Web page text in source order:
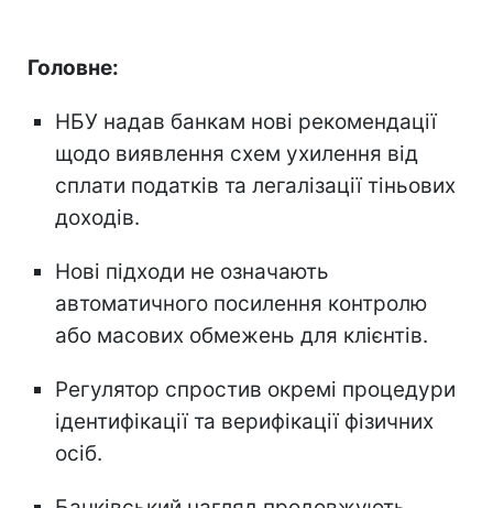
Головне:
НБУ надав банкам нові рекомендації
щодо виявлення схем ухилення від
сплати податків та легалізації тіньових
доходів.
Нові підходи не означають
автоматичного посилення контролю
або масових обмежень для клієнтів.
Регулятор спростив окремі процедури
ідентифікації та верифікації фізичних
осіб.